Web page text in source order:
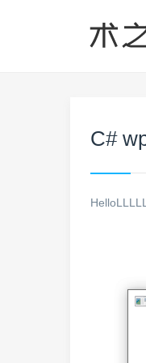
C#
HelloLLLLL